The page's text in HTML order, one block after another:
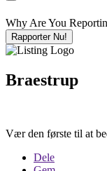
Why Are You
Rapporter Nu!
Braestrup
Vær den første til at
Dele